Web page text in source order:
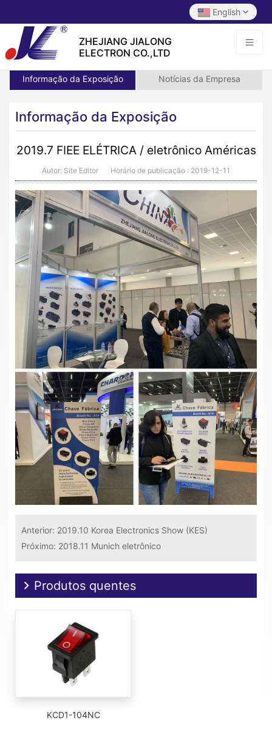
English
ZHEJIANG JIALONG
ELECTRON CO.,LTD
Informação da Exposição Notícias da Empresa
Informação da Exposição
2019.7 FIEE ELÉTRICA / eletrônico Américas
Autor: Site Editor Horário de publicação : 2019-12-11
Anterior: 2019.10 Korea Electronics Show (KES)
Próximo: 2018.11 Munich eletrônico
Produtos quentes
KCD1-104NC